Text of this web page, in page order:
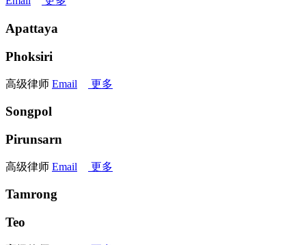
Apattaya
Phoksiri
高级律师 Email 更多
Songpol
Pirunsarn
高级律师 Email 更多
Tamrong
Teo